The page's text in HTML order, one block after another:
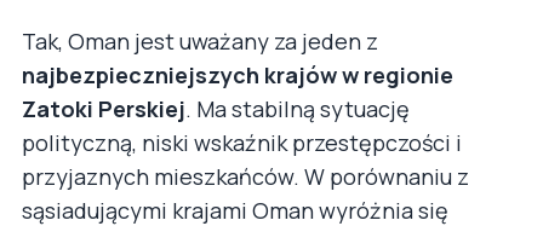
Tak, Oman jest uważany za jeden z
najbezpieczniejszych krajów w regionie
Zatoki Perskiej. Ma stabilną sytuację
polityczną, niski wskaźnik przestępczości i
przyjaznych mieszkańców. W porównaniu z
sąsiadującymi krajami Oman wyróżnia się